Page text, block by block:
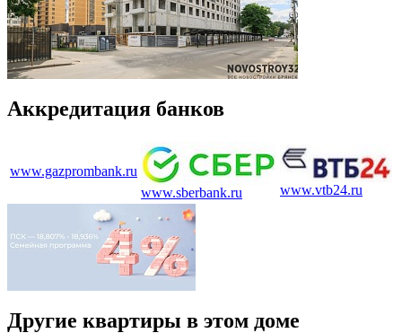
Аккредитация банков
www.gazprombank.ru
www.sberbank.ru
www.vtb24.ru
Другие квартиры в этом доме